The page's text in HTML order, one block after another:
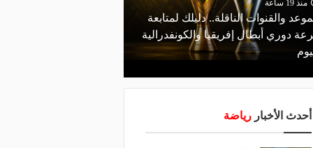
منذ 19 ساعة
والقنوات الناقلة.. دليلك لمتابعة
دوري أبطال إفريقيا والكونفدرالية
أحدث الأخبار رياضة